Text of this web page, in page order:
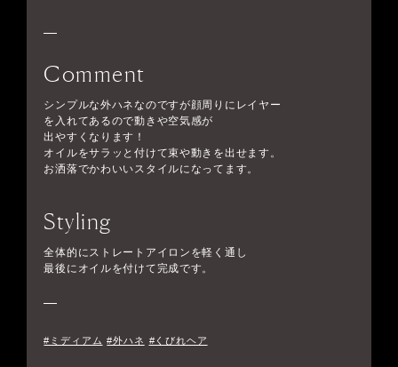
Comment
シンプルな外ハネなのですが顔周りにレイヤー
を入れてあるので動きや空気感が
出やすくなります！
オイルをサラッと付けて束や動きを出せます。
お洒落でかわいいスタイルになってます。
Styling
全体的にストレートアイロンを軽く通し
最後にオイルを付けて完成です。
#ミディアム #外ハネ #くびれヘア